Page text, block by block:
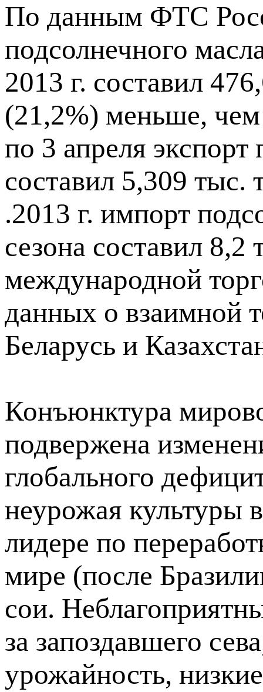
По данным ФТС
подсолнечного
2013 г. составил
(21,2%) меньше,
по 3 апреля экспорт
составил 5,309 тыс.
.2013 г. импорт
сезона составил 8,2
международной
данных о взаимной
Беларусь и
Конъюнктура
подвержена
глобального
неурожая культуры
лидере по
мире (после
сои.
за запоздавшего
урожайность,